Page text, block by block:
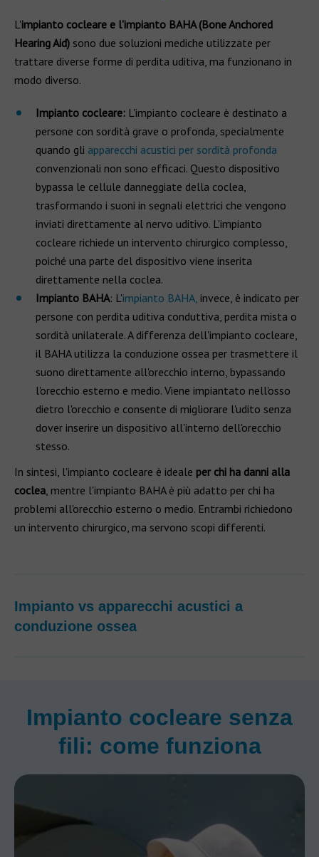
L'impianto cocleare e l'impianto BAHA (Bone Anchored
Hearing Aid) sono due soluzioni mediche utilizzate per
trattare diverse forme di perdita uditiva, ma funzionano in
modo diverso.
Impianto cocleare: L'impianto cocleare è destinato a
persone con sordità grave o profonda, specialmente
quando gli apparecchi acustici per sordità profonda
convenzionali non sono efficaci. Questo dispositivo
bypassa le cellule danneggiate della coclea,
trasformando i suoni in segnali elettrici che vengono
inviati direttamente al nervo uditivo. L'impianto
cocleare richiede un intervento chirurgico complesso,
poiché una parte del dispositivo viene inserita
direttamente nella coclea.
Impianto BAHA: L'impianto BAHA, invece, è indicato per
persone con perdita uditiva conduttiva, perdita mista o
sordità unilaterale. A differenza dell'impianto cocleare,
il BAHA utilizza la conduzione ossea per trasmettere il
suono direttamente all'orecchio interno, bypassando
l'orecchio esterno e medio. Viene impiantato nell'osso
dietro l'orecchio e consente di migliorare l'udito senza
dover inserire un dispositivo all'interno dell'orecchio
stesso.
In sintesi, l'impianto cocleare è ideale per chi ha danni alla
coclea, mentre l'impianto BAHA è più adatto per chi ha
problemi all'orecchio esterno o medio. Entrambi richiedono
un intervento chirurgico, ma servono scopi differenti.
Impianto vs apparecchi acustici a
conduzione ossea
Impianto cocleare senza
fili: come funziona